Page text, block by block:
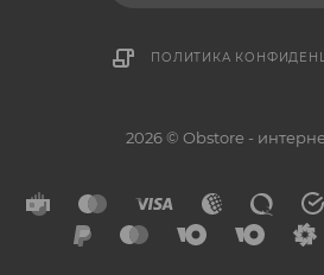
ПОЛИТИКА
2026 © Obstore -